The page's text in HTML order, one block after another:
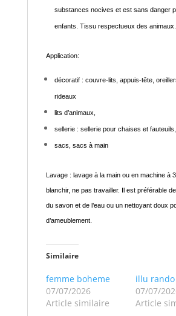
substances nocives et est sans danger
enfants. Tissu respectueux des animaux.
Application:
décoratif : couvre-lits, appuis-tête,
rideaux
lits d’animaux,
sellerie : sellerie pour chaises et
sacs, sacs à main
Lavage : lavage à la main ou en machine à
blanchir, ne pas travailler. Il est préférable
du savon et de l’eau ou un nettoyant doux
d’ameublement.
Similaire
femme boheme
07/07/2026
Article similaire
illu rando
07/07/
Article